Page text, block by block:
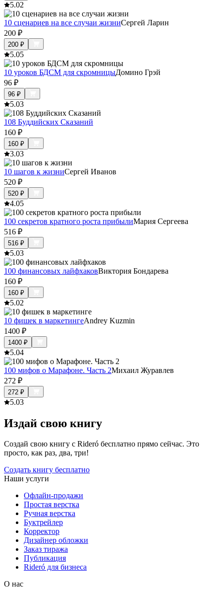
5.02
10 сценариев на все случаи жизниСергей Ларин
200 ₽
200 ₽
5.05
10 уроков БДСМ для скромницыДомино Грэй
96 ₽
96 ₽
5.03
108 Буддийских Сказаний
160 ₽
160 ₽
3.03
10 шагов к жизниСергей Иванов
520 ₽
520 ₽
4.05
100 секретов кратного роста прибылиМария Сергеева
516 ₽
516 ₽
5.03
100 финансовых лайфхаковВиктория Бондарева
160 ₽
160 ₽
5.02
10 фишек в маркетингеAndrey Kuzmin
1400 ₽
1400 ₽
5.04
100 мифов о Марафоне. Часть 2Михаил Журавлев
272 ₽
272 ₽
5.03
Издай свою книгу
Создай свою книгу с Rideró бесплатно прямо сейчас. Это
просто, как раз, два, три!
Создать книгу бесплатно
Наши услуги
Офлайн-продажи
Простая верстка
Ручная верстка
Буктрейлер
Корректор
Дизайнер обложки
Заказ тиража
Публикация
Rideró для бизнеса
О нас